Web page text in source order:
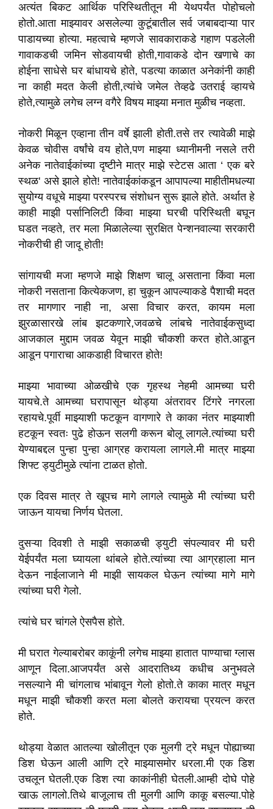
अत्यंत बिकट आर्थिक परिस्थितीतून मी येथपर्यंत पोहोचलो
होतो.आता माझ्यावर असलेल्या कुटूंबातील सर्व जबाबदाऱ्या पार
पाडायच्या होत्या. महत्वाचे म्हणजे सावकाराकडे गहाण पडलेली
गावाकडची जमिन सोडवायची होती,गावाकडे दोन खणाचे का
होईना साधेसे घर बांधायचे होते, पडत्या काळात अनेकांनी काही
ना काही मदत केली होती,त्यांचे जमेल तेव्हढे उतराई व्हायचे
होते,त्यामुळे लगेच लग्न वगैरे विषय माझ्या मनात मुळीच नव्हता.
नोकरी मिळून एव्हाना तीन वर्षे झाली होती.तसे तर त्यावेळी माझे
केवळ चोवीस वर्षांचे वय होते,पण माझ्या ध्यानीमनी नसले तरी
अनेक नातेवाईकांच्या दृष्टीने मात्र माझे स्टेटस आता ‘ एक बरे
स्थळ' असे झाले होते! नातेवाईकांकडून आपापल्या माहीतीमधल्या
सुयोग्य वधूचे माझ्या परस्परच संशोधन सुरू झाले होते. अर्थात हे
काही माझी पर्सानिलिटी किंवा माझ्या घरची परिस्थिती बघून
घडत नव्हते, तर मला मिळालेल्या सुरक्षित पेन्शनवाल्या सरकारी
नोकरीची ही जादू होती!
सांगायची मजा म्हणजे माझे शिक्षण चालू असताना किंवा मला
नोकरी नसताना कित्येकजण, हा चुकून आपल्याकडे पैशाची मदत
तर मागणार नाही ना, असा विचार करत, कायम मला
झुरळासारखे लांब झटकणारे,जवळचे लांबचे नातेवाईकसुध्दा
आजकाल मुद्दाम जवळ येवून माझी चौकशी करत होते.आडून
आडून पगाराचा आकडाही विचारत होते!
माझ्या भावाच्या ओळखीचे एक गृहस्थ नेहमी आमच्या घरी
यायचे.ते आमच्या घरापासून थोड्या अंतरावर टिंगरे नगरला
रहायचे.पूर्वी माझ्याशी फटकून वागणारे ते काका नंतर माझ्याशी
हटकून स्वतः पुढे होऊन सलगी करून बोलू लागले.त्यांच्या घरी
येण्याबद्दल पुन्हा पुन्हा आग्रह करायला लागले.मी मात्र माझ्या
शिफ्ट ड्युटीमुळे त्यांना टाळत होतो.
एक दिवस मात्र ते खूपच मागे लागले त्यामुळे मी त्यांच्या घरी
जाऊन यायचा निर्णय घेतला.
दुसऱ्या दिवशी ते माझी सकाळची ड्युटी संपल्यावर मी घरी
येईपर्यंत मला घ्यायला थांबले होते.त्यांच्या त्या आग्रहाला मान
देऊन नाईलाजाने मी माझी सायकल घेऊन त्यांच्या मागे मागे
त्यांच्या घरी गेलो.
त्यांचे घर चांगले ऐसपैस होते.
मी घरात गेल्याबरोबर काकूंनी लगेच माझ्या हातात पाण्याचा ग्लास
आणून दिला.आजपर्यंत असे आदरातिथ्य कधीच अनुभवले
नसल्याने मी चांगलाच भांबावून गेलो होतो.ते काका मात्र मधून
मधून माझी चौकशी करत मला बोलते करायचा प्रयत्न करत
होते.
थोड्या वेळात आतल्या खोलीतून एक मुलगी ट्रे मधून पोह्याच्या
डिश घेऊन आली आणि ट्रे माझ्यासमोर धरला.मी एक डिश
उचलून घेतली.एक डिश त्या काकांनीही घेतली.आम्ही दोघे पोहे
खाऊ लागलो.तिथे बाजूलाच ती मुलगी आणि काकू बसल्या.पोहे